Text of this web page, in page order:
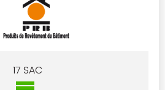
17 SAC